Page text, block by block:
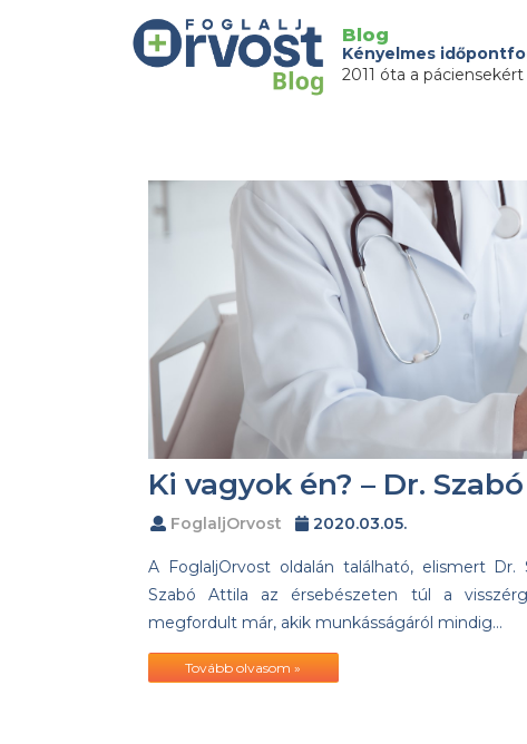
Blog
Kényelmes
2011 óta a páciensekért
Ki vagyok én? – Dr.
FoglaljOrvost 2020.03.05.
A FoglaljOrvost oldalán található, elismert
Szabó Attila az érsebészeten túl a
megfordult már, akik munkásságáról mindig…
Tovább olvasom »